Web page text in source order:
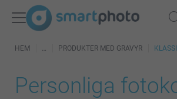
HEM PRODUKTER MED GRAVYR
Personliga